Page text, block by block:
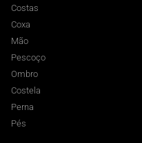
Costas
Coxa
Mão
Pescoço
Ombro
Costela
Perna
Pés